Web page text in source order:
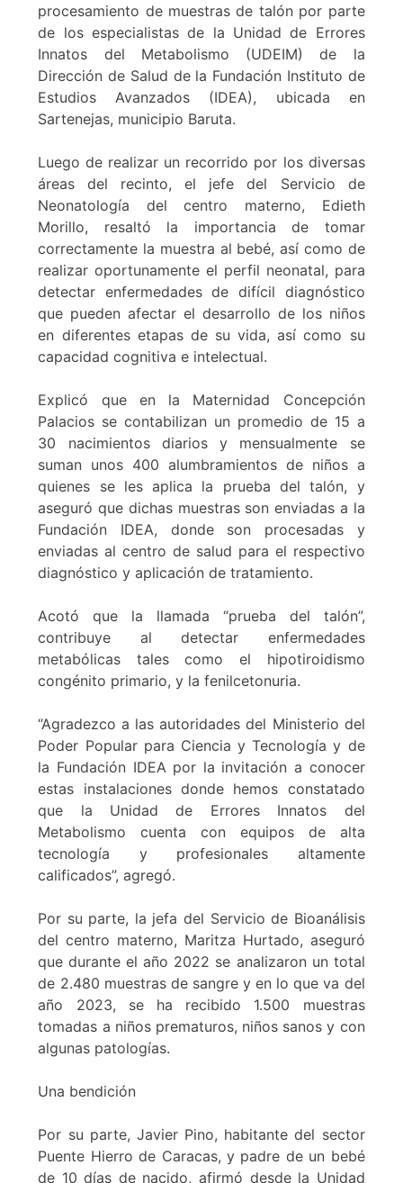
procesamiento de muestras de talón por parte
de los especialistas de la Unidad de Errores
Innatos del Metabolismo (UDEIM) de la
Dirección de Salud de la Fundación Instituto de
Estudios Avanzados (IDEA), ubicada en
Sartenejas, municipio Baruta.
Luego de realizar un recorrido por los diversas
áreas del recinto, el jefe del Servicio de
Neonatología del centro materno, Edieth
Morillo, resaltó la importancia de tomar
correctamente la muestra al bebé, así como de
realizar oportunamente el perfil neonatal, para
detectar enfermedades de difícil diagnóstico
que pueden afectar el desarrollo de los niños
en diferentes etapas de su vida, así como su
capacidad cognitiva e intelectual.
Explicó que en la Maternidad Concepción
Palacios se contabilizan un promedio de 15 a
30 nacimientos diarios y mensualmente se
suman unos 400 alumbramientos de niños a
quienes se les aplica la prueba del talón, y
aseguró que dichas muestras son enviadas a la
Fundación IDEA, donde son procesadas y
enviadas al centro de salud para el respectivo
diagnóstico y aplicación de tratamiento.
Acotó que la llamada “prueba del talón”,
contribuye al detectar enfermedades
metabólicas tales como el hipotiroidismo
congénito primario, y la fenilcetonuria.
“Agradezco a las autoridades del Ministerio del
Poder Popular para Ciencia y Tecnología y de
la Fundación IDEA por la invitación a conocer
estas instalaciones donde hemos constatado
que la Unidad de Errores Innatos del
Metabolismo cuenta con equipos de alta
tecnología y profesionales altamente
calificados”, agregó.
Por su parte, la jefa del Servicio de Bioanálisis
del centro materno, Maritza Hurtado, aseguró
que durante el año 2022 se analizaron un total
de 2.480 muestras de sangre y en lo que va del
año 2023, se ha recibido 1.500 muestras
tomadas a niños prematuros, niños sanos y con
algunas patologías.
Una bendición
Por su parte, Javier Pino, habitante del sector
Puente Hierro de Caracas, y padre de un bebé
de 10 días de nacido, afirmó desde la Unidad